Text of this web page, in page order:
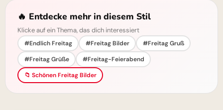
🔥 Entdecke mehr in diesem Stil
Klicke auf ein Thema, das dich interessiert
#Endlich Freitag #Freitag Bilder
#Freitag Gruß
#Freitag Grüße
#Freitag-Feierabend
📁 Schönen Freitag Bilder